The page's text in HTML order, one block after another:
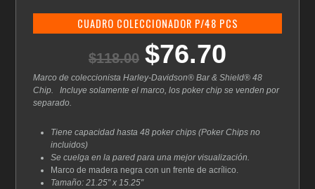
CUADRO COLECCIONADOR P/48 PCS
$118.00 El
precio
original
era:
$76.70
actual
es:
Marco de coleccionista Harley-Davidson® Bar & Shield® 48
Chip. Incluye solamente el marco, los poker chip se venden por
separado.
Tiene capacidad hasta 48 poker chips (Poker Chips no
incluidos)
Se cuelga en la pared para una mejor visualización.
Marco de madera negra con un frente de acrílico.
Tamaño: 21.25″ x 15.25″